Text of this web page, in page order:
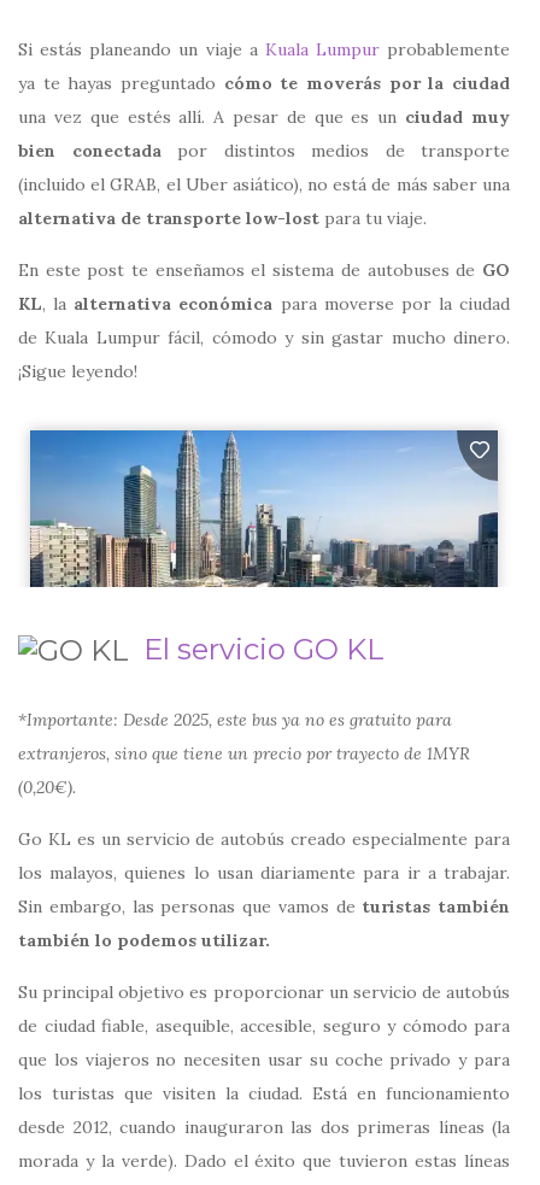
Si estás planeando un viaje a Kuala Lumpur probablemente
ya te hayas preguntado cómo te moverás por la ciudad
una vez que estés allí. A pesar de que es un ciudad muy
bien conectada por distintos medios de transporte
(incluido el GRAB, el Uber asiático), no está de más saber una
alternativa de transporte low-lost para tu viaje.
En este post te enseñamos el sistema de autobuses de GO
KL, la alternativa económica para moverse por la ciudad
de Kuala Lumpur fácil, cómodo y sin gastar mucho dinero.
¡Sigue leyendo!
El servicio GO KL
*Importante: Desde 2025, este bus ya no es gratuito para
extranjeros, sino que tiene un precio por trayecto de 1MYR
(0,20€).
Go KL es un servicio de autobús creado especialmente para
los malayos, quienes lo usan diariamente para ir a trabajar.
Sin embargo, las personas que vamos de turistas también
también lo podemos utilizar.
Su principal objetivo es proporcionar un servicio de autobús
de ciudad fiable, asequible, accesible, seguro y cómodo para
que los viajeros no necesiten usar su coche privado y para
los turistas que visiten la ciudad. Está en funcionamiento
desde 2012, cuando inauguraron las dos primeras líneas (la
morada y la verde). Dado el éxito que tuvieron estas líneas